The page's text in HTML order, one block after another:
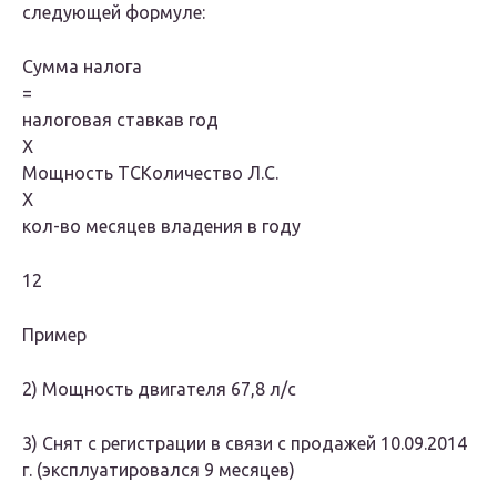
следующей формуле:
Сумма налога
=
налоговая ставкав год
Х
Мощность ТСКоличество Л.С.
Х
кол-во месяцев владения в году
12
Пример
2) Мощность двигателя 67,8 л/с
3) Снят с регистрации в связи с продажей 10.09.2014
г. (эксплуатировался 9 месяцев)